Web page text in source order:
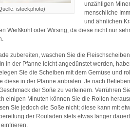
istockphoto)
unzähligen
menschliche
und ähnlichen
Weißkohl oder Wirsing, da diese nicht nur
zubereiten, waschen Sie die
in der Pfanne leicht angedünstet werden,
Sie die Scheiben mit dem Gemüse und
diese in der Pfanne anbraten. Je nach
der Soße zu verfeinern. Verrühren
einigen Minuten können Sie die Rollen
Sie jedoch die Soße nicht; diese kann mit
der Rouladen stets etwas länger